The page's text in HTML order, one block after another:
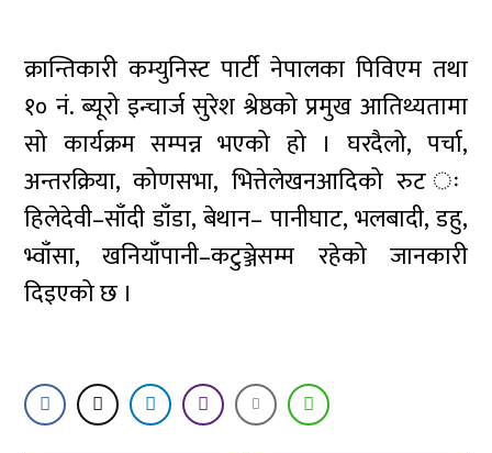
क्रान्तिकारी कम्युनिस्ट पार्टी नेपालका पिविएम तथा
१० नं. ब्यूरो इन्चार्ज सुरेश श्रेष्ठको प्रमुख आतिथ्यतामा
सो कार्यक्रम सम्पन्न भएको हो । घरदैलो, पर्चा,
अन्तरक्रिया, कोणसभा, भित्तेलेखनआदिको रुट ः
हिलेदेवी–साँदी डाँडा, बेथान– पानीघाट, भलबादी, डहु,
भ्वाँसा, खनियाँपानी–कटुञ्जेसम्म रहेको जानकारी
दिइएको छ ।